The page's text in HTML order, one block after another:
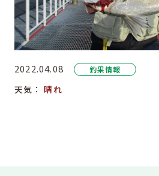
2022.04.08 釣果情報
天気：晴れ